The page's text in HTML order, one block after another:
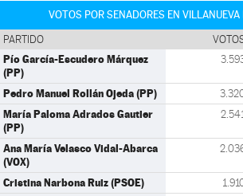
VOTOS POR SENADORES EN VILLANUEVA
PARTIDO
Pío García-Escudero Márquez
(PP)
Pedro Manuel Rollán Ojeda (PP)
María Paloma Adrados Gautier
(PP)
Ana María Velasco Vidal-Abarca
(VOX)
Cristina Narbona Ruiz (PSOE)